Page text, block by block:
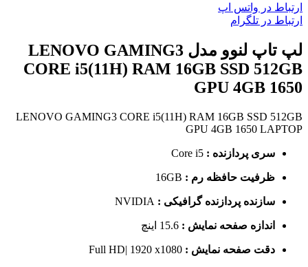
ارتباط در واتس اپ
ارتباط در تلگرام
لپ تاپ لنوو مدل LENOVO GAMING3
CORE i5(11H) RAM 16GB SSD 512GB
GPU 4GB 1650
LENOVO GAMING3 CORE i5(11H) RAM 16GB SSD 512GB
GPU 4GB 1650 LAPTOP
سری پردازنده :
ظرفیت حافظه رم :
سازنده پردازنده گرافیکی :
اندازه صفحه نمایش :
دقت صفحه نمایش :